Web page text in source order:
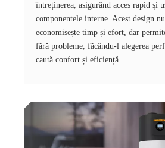
întreținerea, asigurând acces rapid și
componentele interne. Acest design
economisește timp și efort, dar
fără probleme, făcându-l alegerea
caută confort și eficiență.